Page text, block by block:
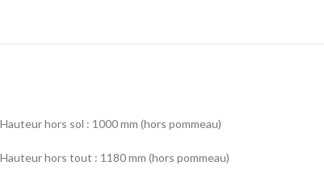
Hauteur hors sol : 1000 mm (hors pommeau)
Hauteur hors tout : 1180 mm (hors pommeau)